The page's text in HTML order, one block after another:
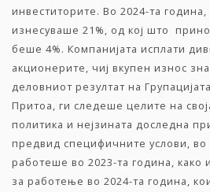
инвеститорите. Во 2024-та
изнесуваше 21%, од кој што
беше 4%. Компанијата исплати
акционерите, чиј вкупен износ
деловниот резултат на
Притоа, ги следеше целите на
политика и нејзината доследна
предвид специфичните услови, во
работеше во 2023-та година, како
за работење во 2024-та година,